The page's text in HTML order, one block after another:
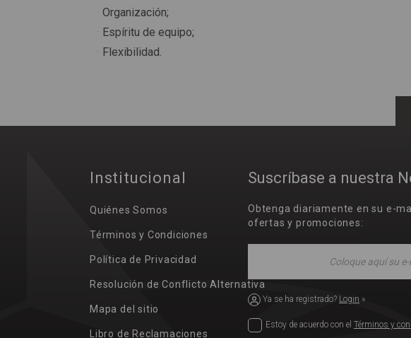
Organización;
Espíritu de equipo;
Flexibilidad.
Institucional
Quiénes Somos
Términos y Condiciones
Política de Privacidad
Resolución de Conflicto Alternativa
Mapa del sitio
Libro de Reclamaciones
Suscríbase a nuestra
Obtenga diariamente en su e-
ofertas y promociones:
Ya se ha registrado? Login »
Estoy de acuerdo con el Términos y